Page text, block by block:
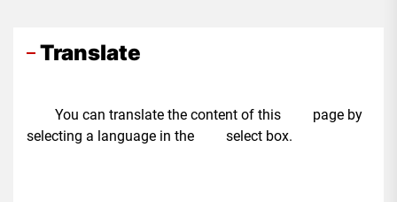
Translate
You can translate the content of this page by
selecting a language in the select box.